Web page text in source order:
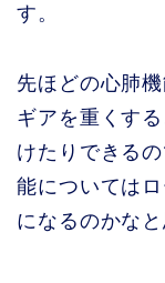
す。
先ほどの心肺
ギアを重くす
けたりできる
能については
になるのかなと